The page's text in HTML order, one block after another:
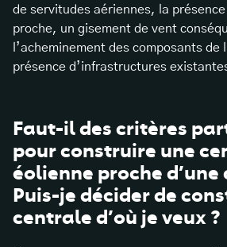
de servitudes aériennes, la
proche, un gisement de vent
l’acheminement des composants de
présence d’infrastructures
Faut-il des critères
pour construire une
éolienne proche d’une
Puis-je décider de
centrale d’où je veux ?